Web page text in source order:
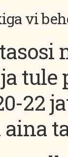
vi
tule
22